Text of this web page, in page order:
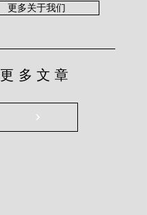
更多关于我们
更多文章